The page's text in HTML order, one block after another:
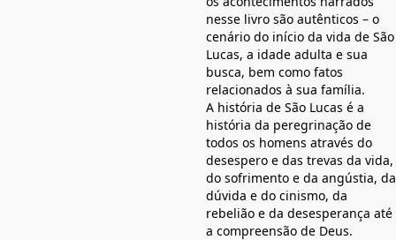
nesse livro são autênticos – o
cenário do início da vida de São
Lucas, a idade adulta e sua
busca, bem como fatos
relacionados à sua família.
A história de São Lucas é a
história da peregrinação de
todos os homens através do
desespero e das trevas da vida,
do sofrimento e da angústia, da
dúvida e do cinismo, da
rebelião e da desesperança até
a compreensão de Deus.